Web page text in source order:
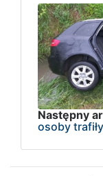
Następny
osoby